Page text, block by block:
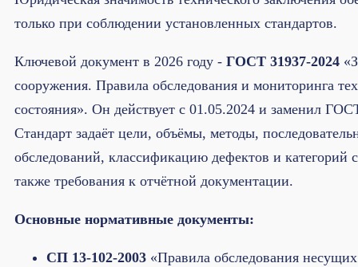
только при соблюдении установленных стандартов.
Ключевой документ в 2026 году - ГОСТ 31937-2024
сооружения. Правила обследования и мониторинга
состояния». Он действует с 01.05.2024 и заменил
Стандарт задаёт цели, объёмы, методы,
обследований, классификацию дефектов и категорий
также требования к отчётной документации.
Основные нормативные документы:
СП 13-102-2003«Правила обследования